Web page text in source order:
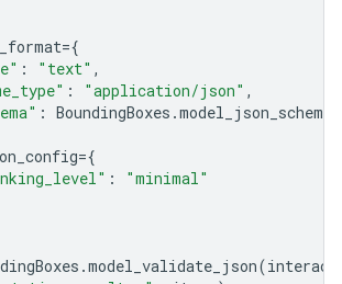
={
: "text" ,
: "application/json" ,
: BoundingBoxes .model_json_schema
={
:
"minimal"
.model_validate_json(